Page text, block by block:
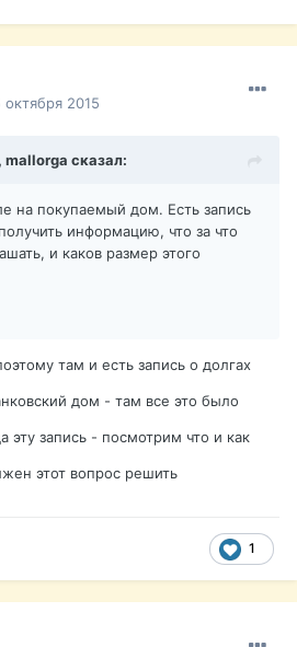
октября 2015
mallorga сказал:
на покупаемый дом. Есть запись
информацию, что за что
и каков размер этого
там и есть запись о долгах
дом - там все это было
запись - посмотрим что и как
этот вопрос решить
1